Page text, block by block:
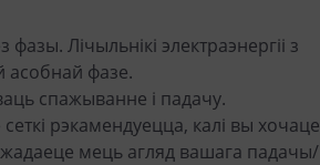
Лічыльнікі электраэнергіі з
асобнай фазе.
спажыванне і падачу.
рэкамендуецца, калі вы хочаце
мець агляд вашага падачы/